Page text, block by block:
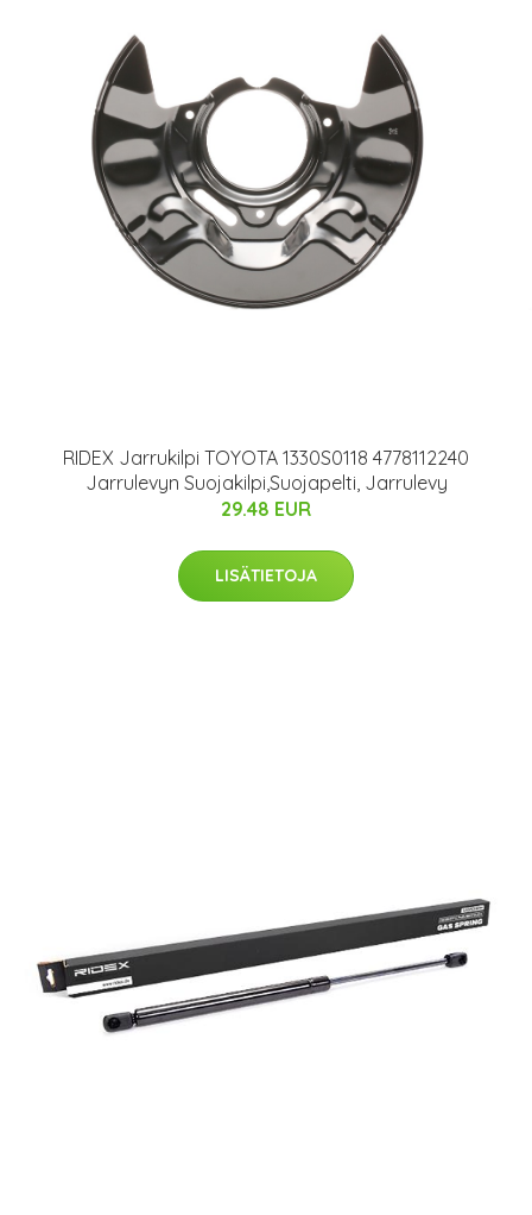
RIDEX Jarrukilpi TOYOTA 1330S0118 4778112240
Jarrulevyn Suojakilpi,Suojapelti, Jarrulevy
29.48 EUR
LISÄTIETOJA